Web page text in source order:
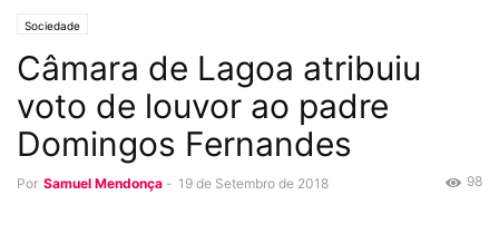
Sociedade
Câmara de Lagoa atribuiu
voto de louvor ao padre
Domingos Fernandes
Por Samuel Mendonça - 19 de Setembro de 2018 98